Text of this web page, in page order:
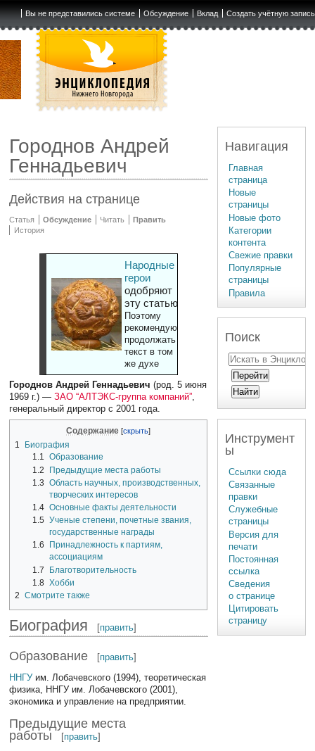
Вы не представились системе Обсуждение Вклад Создать учётную запись
Городнов Андрей
Геннадьевич
Действия на странице
Статья Обсуждение Читать
Править
История
Народные
герои
одобряют
эту статью
Поэтому
рекомендуют
продолжать
текст в том
же духе
Городнов Андрей Геннадьевич (род. 5 июня
1969 г.) —ЗАО “АЛТЭКС-группа компаний”,
генеральный директор с 2001 года.
Содержание
1
Биография
1.1 Образование
1.2
Предыдущие места работы
1.3 Область научных, производственных,
творческих интересов
1.4 Основные факты деятельности
1.5 Ученые степени, почетные звания,
государственные награды
1.6
Принадлежность к партиям,
ассоциациям
1.7
Благотворительность
1.8 Хобби
2
Смотрите также
Биография [править]
Образование [править]
ННГУим. Лобачевского (1994), теоретическая
физика, ННГУ им. Лобачевского (2001),
экономика и управление на предприятии.
Предыдущие места
работы
[править]
Навигация
Главная
страница
Новые
страницы
Новые фото
Категории
контента
Свежие правки
Популярные
страницы
Правила
Поиск
Инструмент
ы
Ссылки сюда
Связанные
правки
Служебные
страницы
Версия для
печати
Постоянная
ссылка
Сведения
о странице
Цитировать
страницу